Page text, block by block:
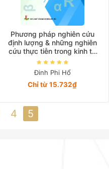
Phương pháp nghiên cứu
định lượng & những nghiên
cứu thực tiễn trong kinh tế
phát triển - nông nghiệp
Quyển 1
Đinh Phi Hổ
Chỉ từ 15.732₫
4 5